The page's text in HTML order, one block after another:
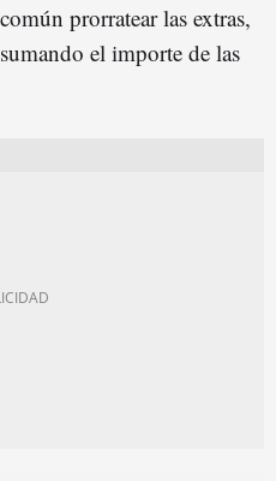
prorratear las extras,
el importe de las